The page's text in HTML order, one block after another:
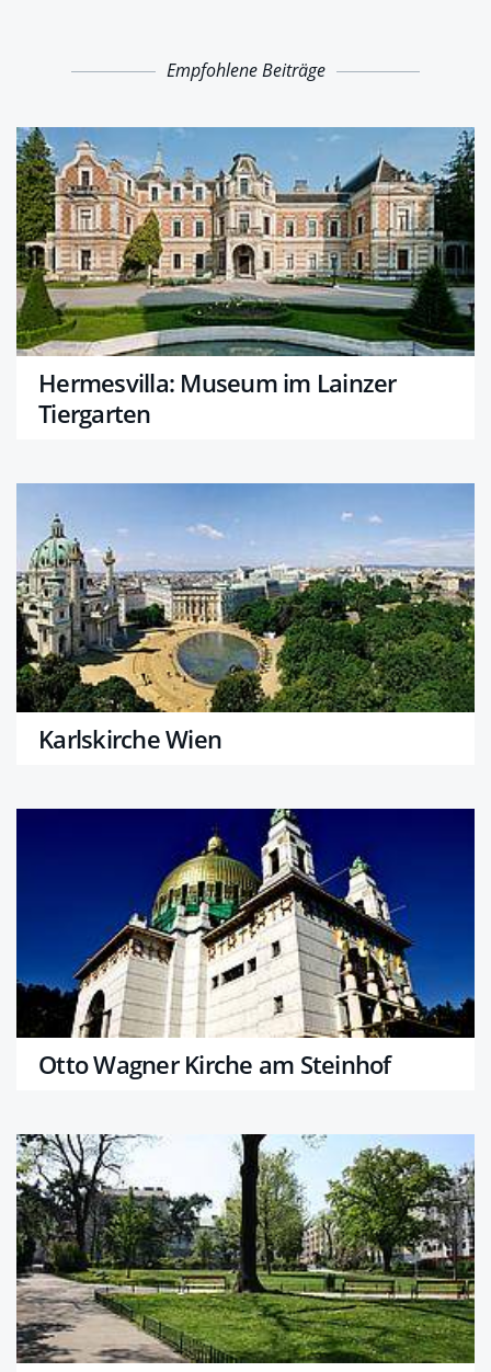
Empfohlene Beiträge
Hermesvilla: Museum im Lainzer
Tiergarten
Karlskirche Wien
Otto Wagner Kirche am Steinhof